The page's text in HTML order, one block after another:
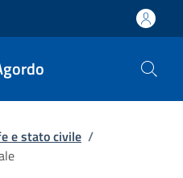
e stato civile /